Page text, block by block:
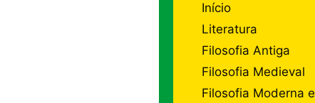
Início
Literatura
Filosofia Antiga
Filosofia Medieval
Filosofia Moderna e